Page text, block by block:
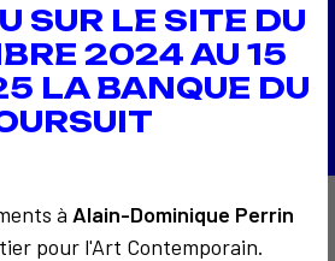
SUR LE SITE DU
2024 AU 15
LA BANQUE DU
à Alain-Dominique Perrin
pour l'Art Contemporain.
à la liste
aussi…